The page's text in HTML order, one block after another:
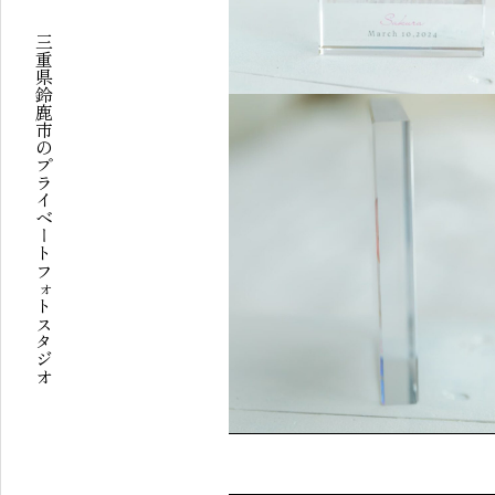
三重県鈴鹿市のプライベートフォトスタジオ